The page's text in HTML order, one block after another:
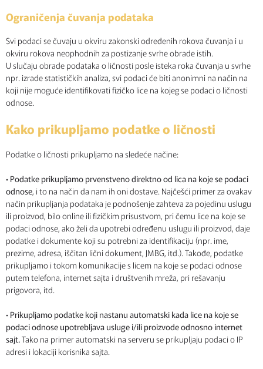
Ograničenja čuvanja podataka
Svi podaci se čuvaju u okviru zakonski određenih rokova čuvanja i u
okviru rokova neophodnih za postizanje svrhe obrade istih.
U slučaju obrade podataka o ličnosti posle isteka roka čuvanja u svrhe
npr. izrade statističkih analiza, svi podaci će biti anonimni na način na
koji nije moguće identifikovati fizičko lice na kojeg se podaci o ličnosti
odnose.
Kako prikupljamo podatke o ličnosti
Podatke o ličnosti prikupljamo na sledeće načine:
• Podatke prikupljamo prvenstveno direktno od lica na koje se podaci
odnose, i to na način da nam ih oni dostave. Najčešći primer za ovakav
način prikupljanja podataka je podnošenje zahteva za pojedinu uslugu
ili proizvod, bilo online ili fizičkim prisustvom, pri čemu lice na koje se
podaci odnose, ako želi da upotrebi određenu uslugu ili proizvod, daje
podatke i dokumente koji su potrebni za identifikaciju (npr. ime,
prezime, adresa, iščitan lični dokument, JMBG, itd.). Takođe, podatke
prikupljamo i tokom komunikacije s licem na koje se podaci odnose
putem telefona, internet sajta i društvenih mreža, pri rešavanju
prigovora, itd.
• Prikupljamo podatke koji nastanu automatski kada lice na koje se
podaci odnose upotrebljava usluge i/ili proizvode odnosno internet
sajt.Tako na primer automatski na serveru se prikupljaju podaci o IP
adresi i lokaciji korisnika sajta.